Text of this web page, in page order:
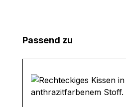
Produktgalerie überspringen
Passend zu